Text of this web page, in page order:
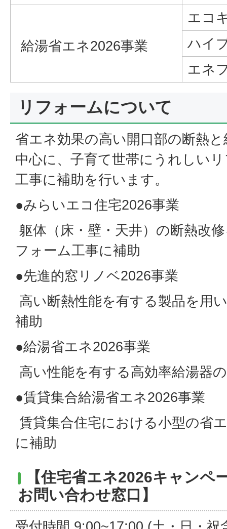
給湯省エネ2026事業
エコ
ハイ
エネ
リフォームについて
省エネ効果の高い開口部の断熱
中心に、子育て世帯にうれしい
工事に補助を行います。
●みらいエコ住宅2026事業
躯体（床・壁・天井）の断熱改
フォーム工事に補助
●先進的窓リノベ2026事業
高い断熱性能を有する製品を用
補助
●給湯省エネ2026事業
高い性能を有する高効率給湯器
●賃貸集合給湯省エネ2026事業
賃貸集合住宅における小型の省
に補助
【住宅省エネ2026キャンペ
お問い合わせ窓口】